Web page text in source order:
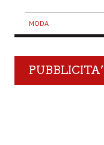
MODA
PUBBLICITA’